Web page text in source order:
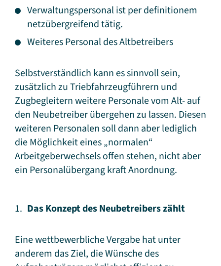
Verwaltungspersonal ist per definitionem
netzübergreifend tätig.
Weiteres Personal des Altbetreibers
Selbstverständlich kann es sinnvoll sein,
zusätzlich zu Triebfahrzeugführern und
Zugbegleitern weitere Personale vom Alt- auf
den Neubetreiber übergehen zu lassen. Diesen
weiteren Personalen soll dann aber lediglich
die Möglichkeit eines „normalen“
Arbeitgeberwechsels offen stehen, nicht aber
ein Personalübergang kraft Anordnung.
Das Konzept des Neubetreibers zählt
Eine wettbewerbliche Vergabe hat unter
anderem das Ziel, die Wünsche des